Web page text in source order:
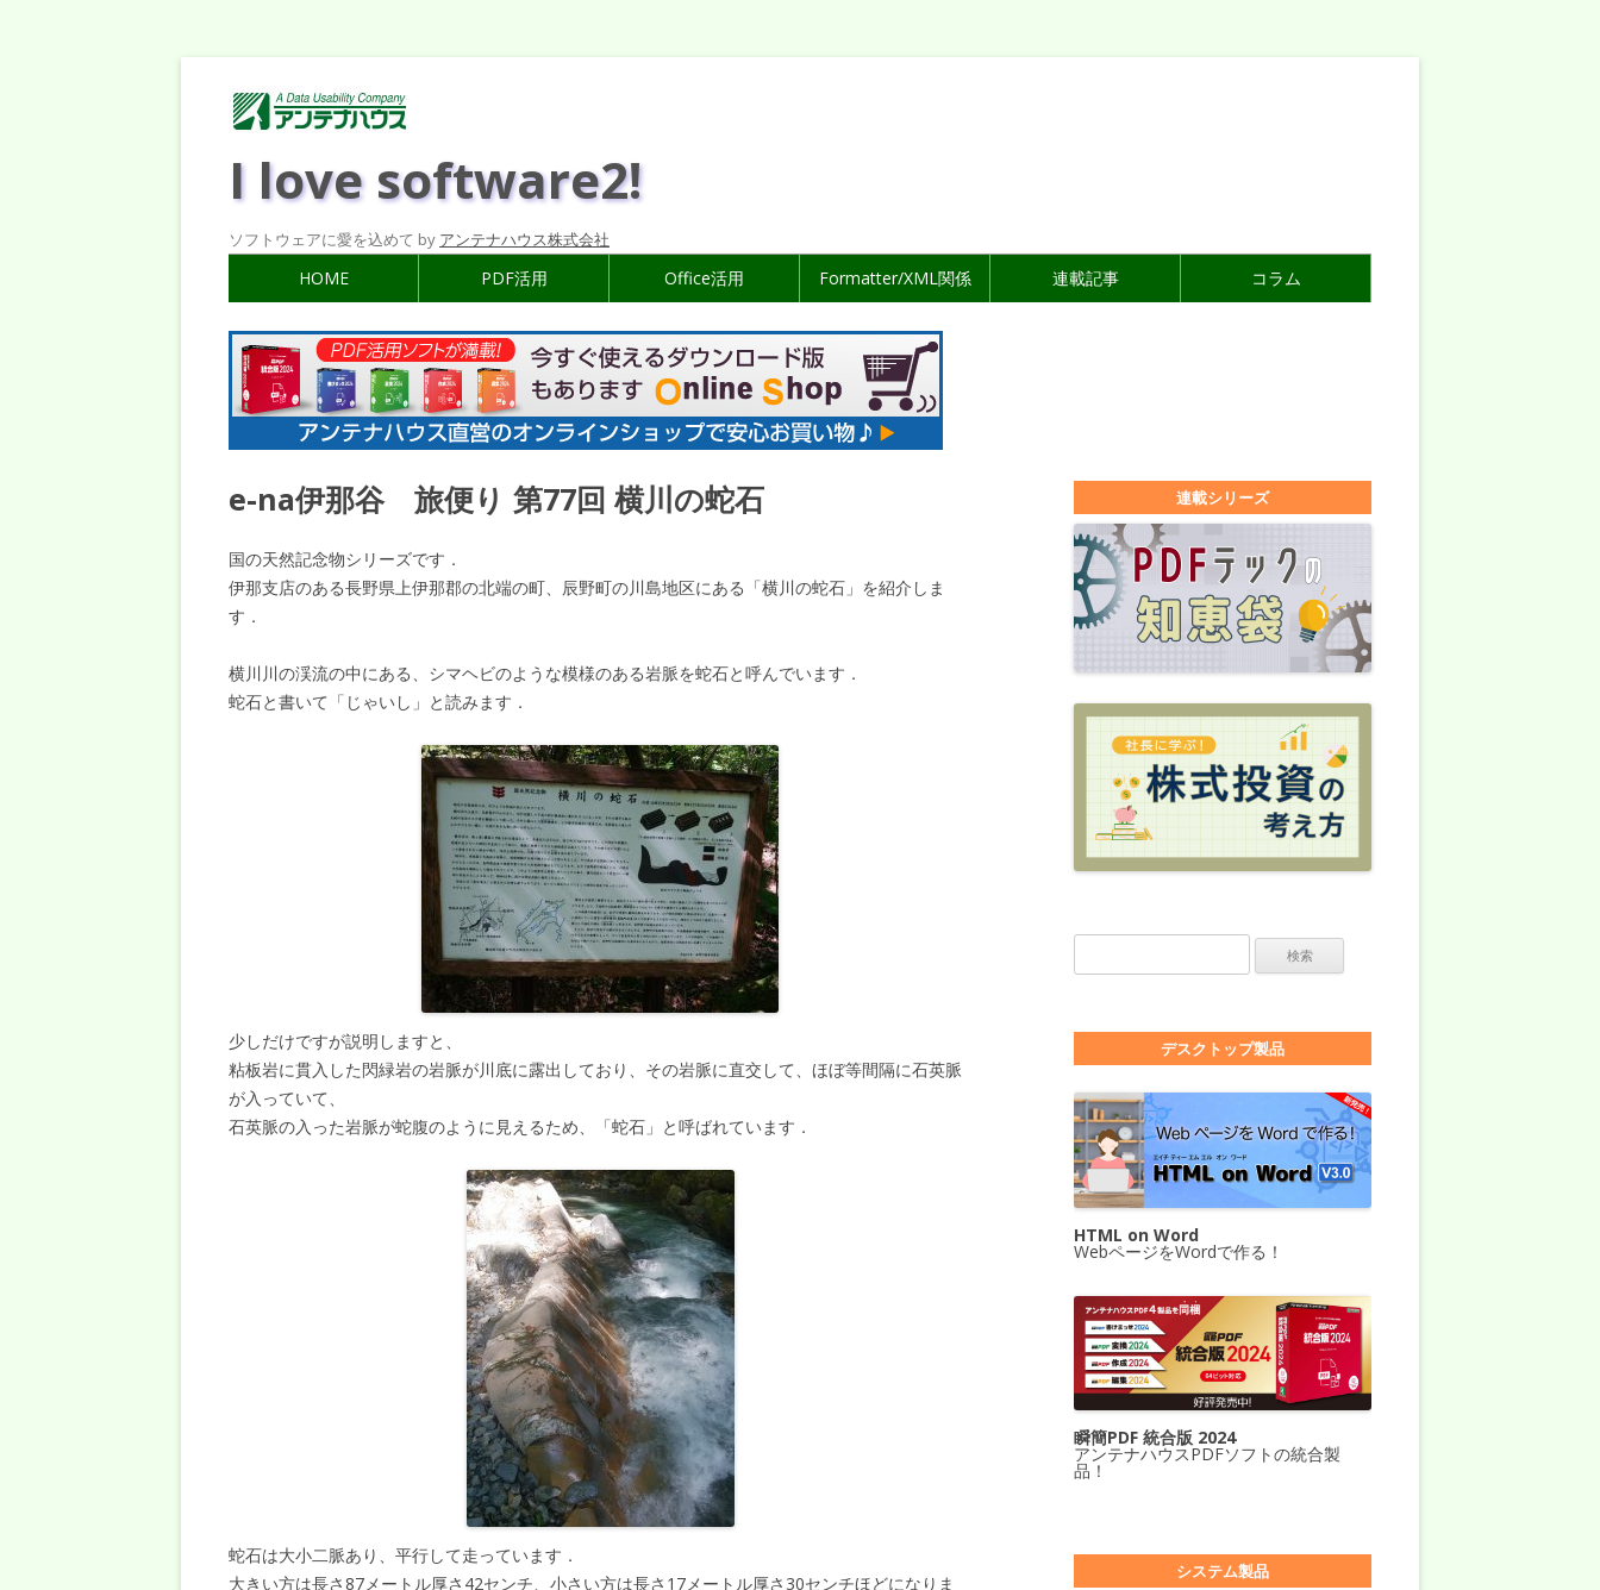
I love software2!
ソフトウェアに愛を込めて by アンテナハウス株式会社
HOME PDF活用 Office活用 Formatter/XML関係 連載記事 コラム
e-na伊那谷 旅便り 第77回 横川の蛇石
国の天然記念物シリーズです．
伊那支店のある長野県上伊那郡の北端の町、辰野町の川島地区にある「横川の蛇石」を紹介しま
す．
横川川の渓流の中にある、シマヘビのような模様のある岩脈を蛇石と呼んでいます．
蛇石と書いて「じゃいし」と読みます．
少しだけですが説明しますと、
粘板岩に貫入した閃緑岩の岩脈が川底に露出しており、その岩脈に直交して、ほぼ等間隔に石英脈
が入っていて、
石英脈の入った岩脈が蛇腹のように見えるため、「蛇石」と呼ばれています．
蛇石は大小二脈あり、平行して走っています．
大きい方は長さ87メートル厚さ42センチ、小さい方は長さ17メートル厚さ30センチほどになりま
連載シリーズ
デスクトップ製品
HTML on Word
WebページをWordで作る！
瞬簡PDF 統合版 2024
アンテナハウスPDFソフトの統合製
品！
システム製品